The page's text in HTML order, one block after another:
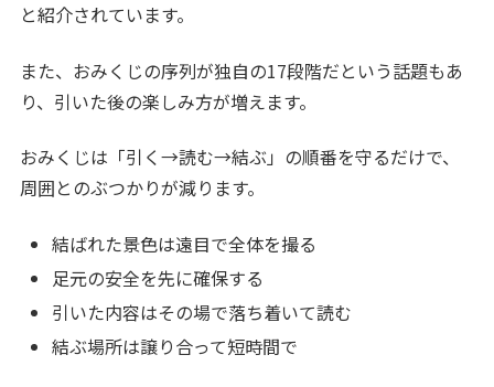
と紹介されています。
また、おみくじの序列が独自の17段階だという話題もあ
り、引いた後の楽しみ方が増えます。
おみくじは「引く→読む→結ぶ」の順番を守るだけで、
周囲とのぶつかりが減ります。
結ばれた景色は遠目で全体を撮る
足元の安全を先に確保する
引いた内容はその場で落ち着いて読む
結ぶ場所は譲り合って短時間で